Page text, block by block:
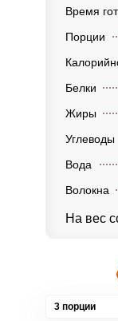
Время
Порции
Белки
Жиры
Углеводы
Вода
Волокна
На вес
3 порции